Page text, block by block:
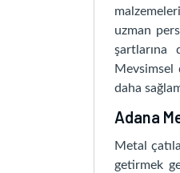
uzman
şartlarına
Mevsimsel
daha
Adana
Metal
getirmek